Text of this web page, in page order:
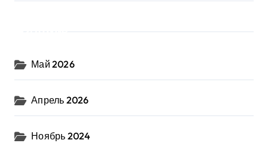
Май 2026
Апрель 2026
Ноябрь 2024